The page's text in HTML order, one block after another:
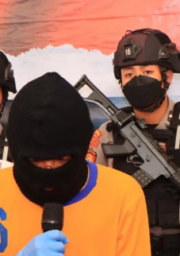
TNG– Bandung –
pergantian tahun
restoran all you can eat
All You Can Eat Bandung
...
Sambut 2026, Kakkoii
Bandung Hadirkan Pesta All
You Can Eat Mulai Rp
145.000